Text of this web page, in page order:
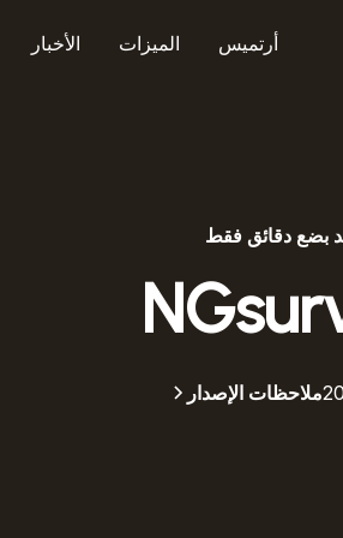
أرتميس الميزات الأخبار
بضع دقائق فقط
ملاحظات الإصدار